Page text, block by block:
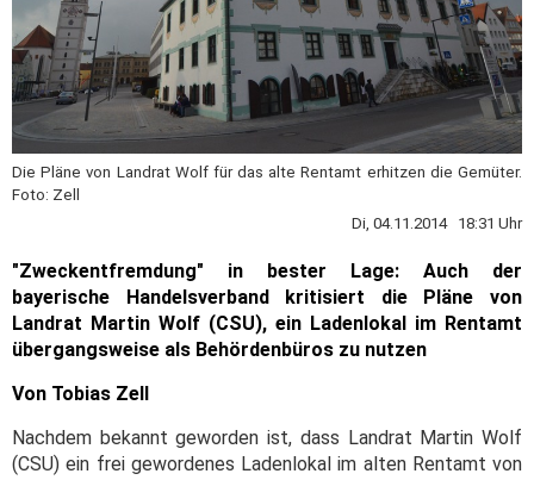
Die Pläne von Landrat Wolf für das alte Rentamt erhitzen die Gemüter.
Foto: Zell
Di, 04.11.2014 18:31 Uhr
"Zweckentfremdung" in bester Lage: Auch der
bayerische Handelsverband kritisiert die Pläne von
Landrat Martin Wolf (CSU), ein Ladenlokal im Rentamt
übergangsweise als Behördenbüros zu nutzen
Von Tobias Zell
Nachdem bekannt geworden ist, dass Landrat Martin Wolf
(CSU) ein frei gewordenes Ladenlokal im alten Rentamt von